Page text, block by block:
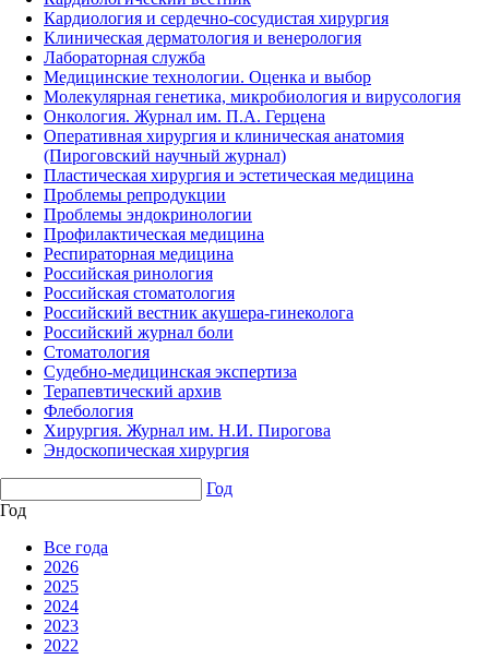
Кардиология и сердечно-сосудистая хирургия
Клиническая дерматология и венерология
Лабораторная служба
Медицинские технологии. Оценка и выбор
Молекулярная генетика, микробиология и вирусология
Онкология. Журнал им. П.А. Герцена
Оперативная хирургия и клиническая анатомия
(Пироговский научный журнал)
Пластическая хирургия и эстетическая медицина
Проблемы репродукции
Проблемы эндокринологии
Профилактическая медицина
Респираторная медицина
Российская ринология
Российская стоматология
Российский вестник акушера-гинеколога
Российский журнал боли
Стоматология
Судебно-медицинская экспертиза
Терапевтический архив
Флебология
Хирургия. Журнал им. Н.И. Пирогова
Эндоскопическая хирургия
Год
Год
Все года
2026
2025
2024
2023
2022